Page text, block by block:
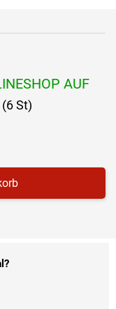
AUF
(6 St)